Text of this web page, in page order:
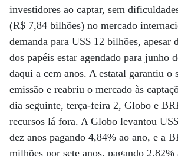
investidores ao captar, sem
(R$ 7,84 bilhões) no mercado
demanda para US$ 12 bilhões, apesar
dos papéis estar agendado para junho
daqui a cem anos. A estatal garantiu o
emissão e reabriu o mercado às
dia seguinte, terça-feira 2, Globo e
recursos lá fora. A Globo levantou
dez anos pagando 4,84% ao ano, e a
milhões por sete anos, pagando 2,82%